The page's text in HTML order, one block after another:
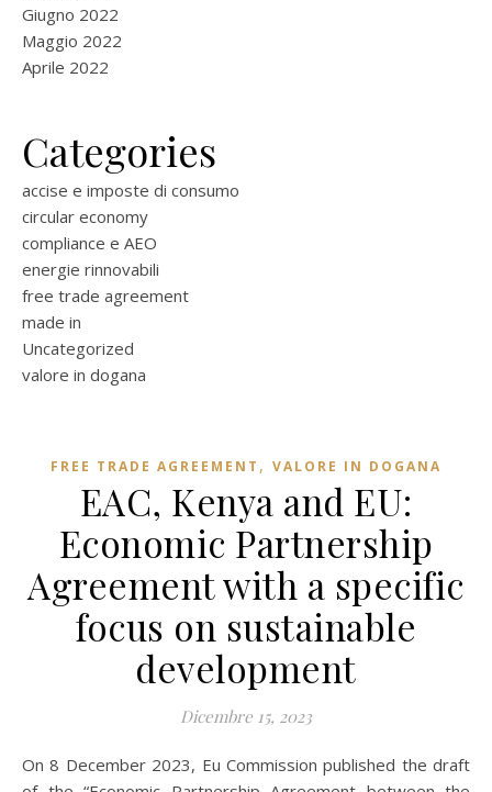
Giugno 2022
Maggio 2022
Aprile 2022
Categories
accise e imposte di consumo
circular economy
compliance e AEO
energie rinnovabili
free trade agreement
made in
Uncategorized
valore in dogana
FREE TRADE AGREEMENT , VALORE IN DOGANA
EAC, Kenya and EU:
Economic Partnership
Agreement with a specific
focus on sustainable
development
Dicembre 15, 2023
On 8 December 2023, Eu Commission published the draft